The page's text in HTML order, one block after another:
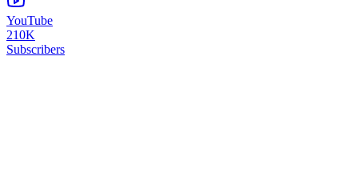
YouTube
210K
Subscribers